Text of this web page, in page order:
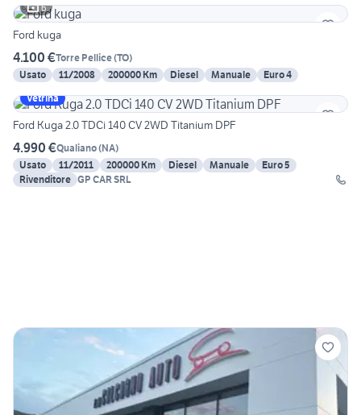
6
Ford kuga
4.100 €Torre Pellice(TO)
Usato
11/2008 200000 Km Diesel Manuale
Euro 4
Vetrina
Ford Kuga 2.0 TDCi 140 CV 2WD Titanium DPF
4.990 €Qualiano(NA)
Usato
11/2011 200000 Km Diesel Manuale
Euro 5
Rivenditore GP CAR SRL